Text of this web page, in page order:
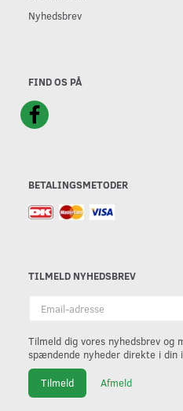
Nyhedsbrev
FIND OS PÅ
BETALINGSMETODER
TILMELD NYHEDSBREV
adresse
Tilmeld dig vores nyhedsbrev og
spændende nyheder direkte i din
Tilmeld Afmeld